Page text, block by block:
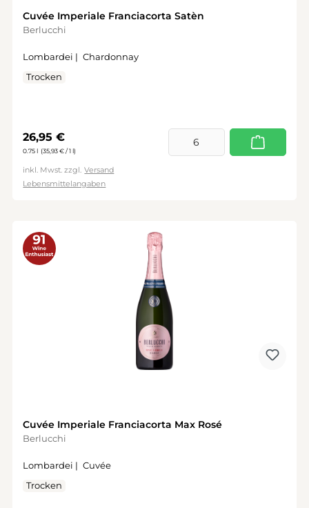
Cuvée Imperiale Franciacorta Satèn
Berlucchi
Lombardei | Chardonnay
Trocken
Regulärer Preis:
26,95 €
0.75 l (35,93 € / 1 l)
inkl. Mwst. zzgl. Versand
Lebensmittelangaben
Cuvée Imperiale Franciacorta Max Rosé
Berlucchi
Lombardei | Cuvée
Trocken